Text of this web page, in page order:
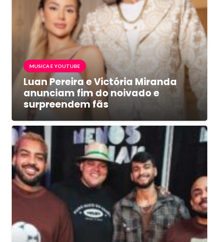
MUSICA E YOUTUBE
Luan Pereira e Victória Miranda
anunciam fim do noivado e
surpreendem fãs